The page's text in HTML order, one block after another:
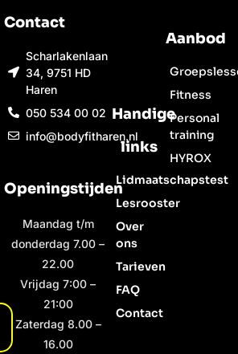
Contact
Scharlakenlaan
34, 9751 HD
Haren
050 534 00 02
info@bodyfitharen.nl
Openingstijden
Maandag t/m
donderdag 7.00 –
22.00
Vrijdag 7:00 –
21:00
Zaterdag 8.00 –
16.00
Handige
links
Lidmaatschapstest
Lesrooster
Over
ons
Tarieven
FAQ
Contact
Aanbod
Fitness
Personal
training
HYROX